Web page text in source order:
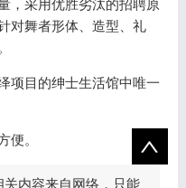
，采用优胜劣汰的招聘原
对舞者形体、造型、礼
项目的绅士生活馆中唯一
便。
内容来自网络，只能